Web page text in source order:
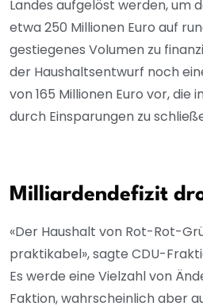
Landes aufgelöst werden, um
etwa 250 Millionen Euro auf
gestiegenes Volumen zu
der Haushaltsentwurf noch
von 165 Millionen Euro vor, die
durch Einsparungen zu
Milliardendefizit
«Der Haushalt von Rot-Rot-
praktikabel», sagte CDU-
Es werde eine Vielzahl von
Faktion, wahrscheinlich aber